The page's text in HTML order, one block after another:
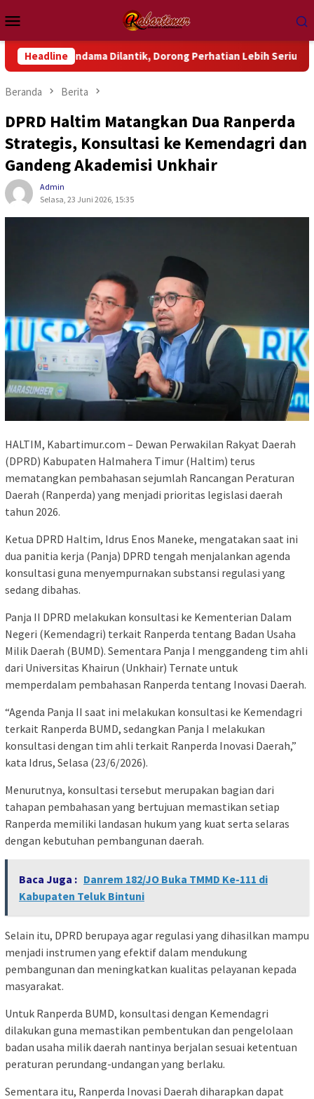
ke
kontenMobile
HeadlineDilantik, Dorong Perhatian Lebih Serius Terhadap Isu
Beranda Berita
DPRD Haltim Matangkan Dua Ranperda
Strategis, Konsultasi ke Kemendagri dan
Gandeng Akademisi Unkhair
Admin
Selasa, 23 Juni 2026, 15:35
HALTIM, Kabartimur.com – Dewan Perwakilan Rakyat Daerah
(DPRD) Kabupaten Halmahera Timur (Haltim) terus
mematangkan pembahasan sejumlah Rancangan Peraturan
Daerah (Ranperda) yang menjadi prioritas legislasi daerah
tahun 2026.
Ketua DPRD Haltim, Idrus Enos Maneke, mengatakan saat ini
dua panitia kerja (Panja) DPRD tengah menjalankan agenda
konsultasi guna menyempurnakan substansi regulasi yang
sedang dibahas.
Panja II DPRD melakukan konsultasi ke Kementerian Dalam
Negeri (Kemendagri) terkait Ranperda tentang Badan Usaha
Milik Daerah (BUMD). Sementara Panja I menggandeng tim ahli
dari Universitas Khairun (Unkhair) Ternate untuk
memperdalam pembahasan Ranperda tentang Inovasi Daerah.
“Agenda Panja II saat ini melakukan konsultasi ke Kemendagri
terkait Ranperda BUMD, sedangkan Panja I melakukan
konsultasi dengan tim ahli terkait Ranperda Inovasi Daerah,”
kata Idrus, Selasa (23/6/2026).
Menurutnya, konsultasi tersebut merupakan bagian dari
tahapan pembahasan yang bertujuan memastikan setiap
Ranperda memiliki landasan hukum yang kuat serta selaras
dengan kebutuhan pembangunan daerah.
Baca Juga : Danrem 182/JO Buka TMMD Ke-111 di
Kabupaten Teluk Bintuni
Selain itu, DPRD berupaya agar regulasi yang dihasilkan mampu
menjadi instrumen yang efektif dalam mendukung
pembangunan dan meningkatkan kualitas pelayanan kepada
masyarakat.
Untuk Ranperda BUMD, konsultasi dengan Kemendagri
dilakukan guna memastikan pembentukan dan pengelolaan
badan usaha milik daerah nantinya berjalan sesuai ketentuan
peraturan perundang-undangan yang berlaku.
Sementara itu, Ranperda Inovasi Daerah diharapkan dapat